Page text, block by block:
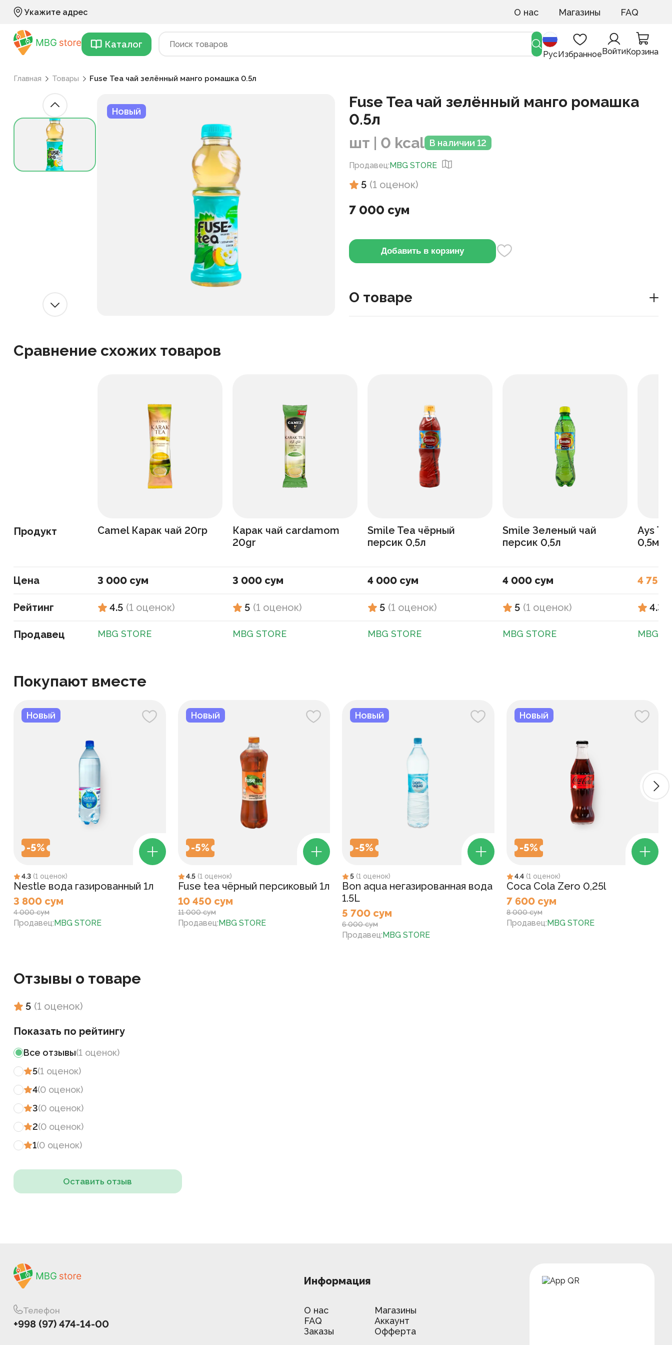
Укажите адрес О нас Магазины FAQ
Каталог
РусИзбранноеВойтиКорзина
Главная Товары Fuse Tea чай зелённый манго ромашка 0.5л
Новый
Fuse Tea чай зелённый манго ромашка
0.5л
шт | 0 kcal В наличии 12
Продавец:MBG STORE
5 (1 оценок)
7 000 сум
Добавить в корзину
О товаре
Сравнение схожих товаров
Продукт
Цена
Рейтинг
Продавец
Camel Карак чай 20гр
3 000 сум
4.5 (1 оценок)
MBG STORE
Карак чай cardamom
20gr
3 000 сум
5 (1 оценок)
MBG STORE
Smile Tea чёрный
персик 0,5л
4 000 сум
5 (1 оценок)
MBG STORE
Smile Зеленый чай
персик 0,5л
4 000 сум
5 (1 оценок)
MBG STORE
Ays
0,5мл
4 750
4.3
MBG
Покупают вместе
-5%
Новый
4.3 (1 оценок)
Nestle вода газированный 1л
3 800 сум
4 000 сум
Продавец:MBG STORE
-5%
Новый
4.5 (1 оценок)
Fuse tea чёрный персиковый 1л
10 450 сум
11 000 сум
Продавец:MBG STORE
-5%
Новый
5 (1 оценок)
Bon aqua негазированная вода
1.5L
5 700 сум
6 000 сум
Продавец:MBG STORE
-5%
Новый
4.4 (1 оценок)
Coca Cola Zero 0,25l
7 600 сум
8 000 сум
Продавец:MBG STORE
Отзывы о товаре
5 (1 оценок)
Показать по рейтингу
Все отзывы(1 оценок)
5(1 оценок)
4(0 оценок)
3(0 оценок)
2(0 оценок)
1(0 оценок)
Оставить отзыв
Телефон
+998 (97) 474-14-00
Информация
О нас
Магазины
FAQ
Аккаунт
Заказы
Офферта